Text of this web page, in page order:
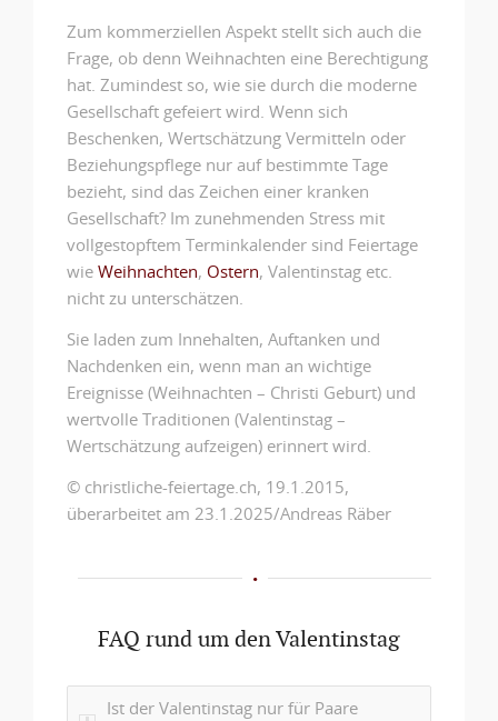
Zum kommerziellen Aspekt stellt sich auch die
Frage, ob denn Weihnachten eine Berechtigung
hat. Zumindest so, wie sie durch die moderne
Gesellschaft gefeiert wird. Wenn sich
Beschenken, Wertschätzung Vermitteln oder
Beziehungspflege nur auf bestimmte Tage
bezieht, sind das Zeichen einer kranken
Gesellschaft? Im zunehmenden Stress mit
vollgestopftem Terminkalender sind Feiertage
wie Weihnachten, Ostern, Valentinstag etc.
nicht zu unterschätzen.
Sie laden zum Innehalten, Auftanken und
Nachdenken ein, wenn man an wichtige
Ereignisse (Weihnachten – Christi Geburt) und
wertvolle Traditionen (Valentinstag –
Wertschätzung aufzeigen) erinnert wird.
© christliche-feiertage.ch, 19.1.2015,
überarbeitet am 23.1.2025/Andreas Räber
FAQ rund um den Valentinstag
Ist der Valentinstag nur für Paare